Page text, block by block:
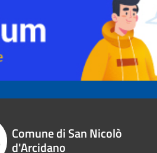
Comune di San Nicolò
d'Arcidano